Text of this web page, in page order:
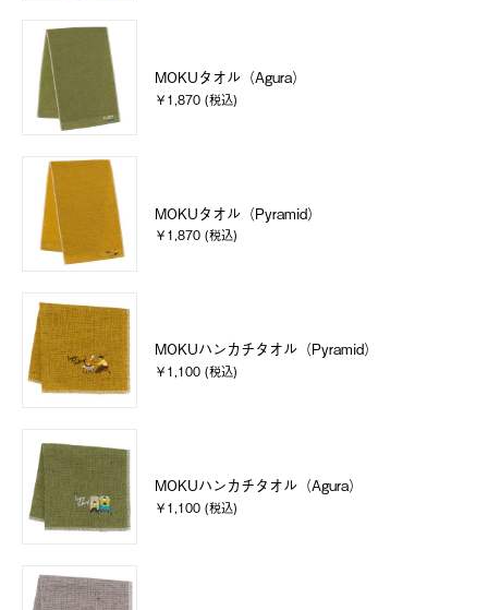
MOKUタオル（Agura）
￥1,870 (税込)
MOKUタオル（Pyramid）
￥1,870 (税込)
MOKUハンカチタオル（Pyramid）
￥1,100 (税込)
MOKUハンカチタオル（Agura）
￥1,100 (税込)